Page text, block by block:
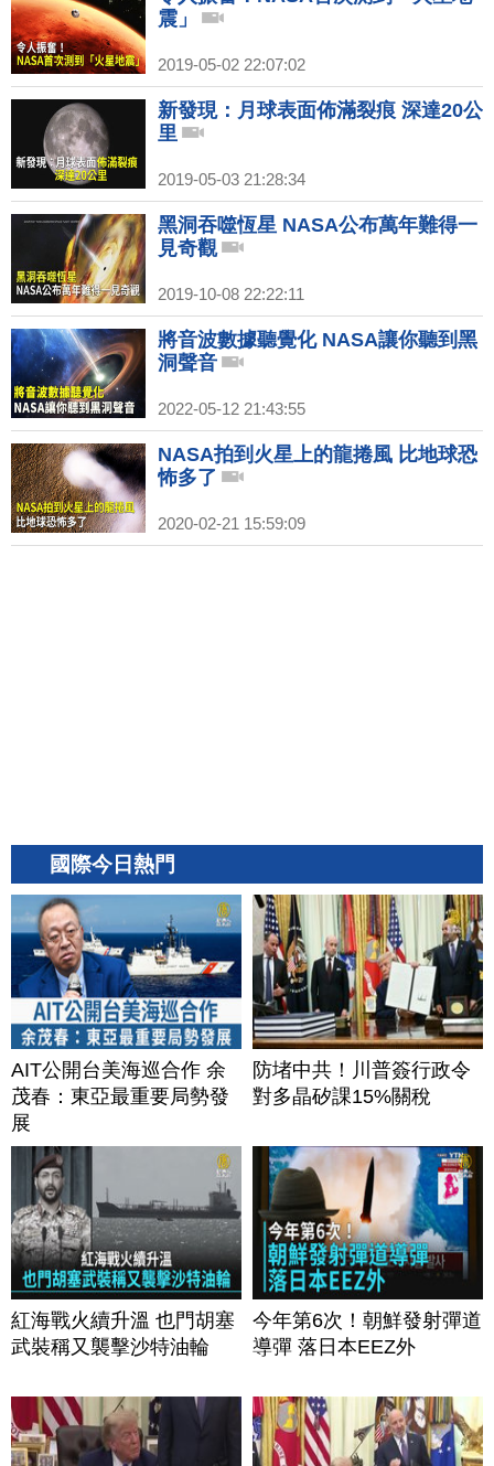
震」
2019-05-02 22:07:02
新發現：月球表面佈滿裂痕 深達20公
里
2019-05-03 21:28:34
黑洞吞噬恆星 NASA公布萬年難得一
見奇觀
2019-10-08 22:22:11
將音波數據聽覺化 NASA讓你聽到黑
洞聲音
2022-05-12 21:43:55
NASA拍到火星上的龍捲風 比地球恐
怖多了
2020-02-21 15:59:09
國際今日熱門
AIT公開台美海巡合作 余
茂春：東亞最重要局勢發
展
防堵中共！川普簽行政令
對多晶矽課15%關稅
紅海戰火續升溫 也門胡塞
武裝稱又襲擊沙特油輪
今年第6次！朝鮮發射彈道
導彈 落日本EEZ外